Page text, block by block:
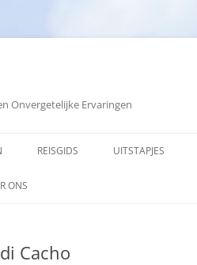
Onvergetelijke Ervaringen
REISGIDS UITSTAPJES
ONS
Cacho